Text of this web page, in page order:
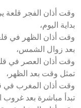
وقت أذان الفجر قلعة
بداية اليوم،
وقت أذان الظهر في
بعد زوال الشمس،
وقت أذان العصر في
تمثل وقت بعد الظهر،
وقت أذان المغرب في
تبدأ مباشرة بعد